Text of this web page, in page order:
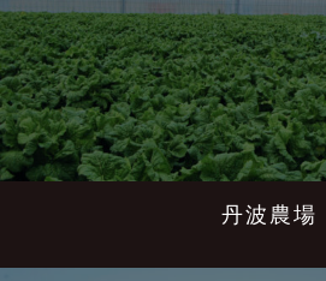
丹波農場